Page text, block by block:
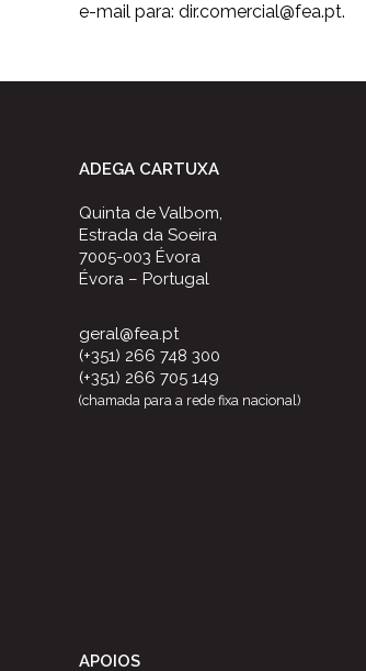
e-mail para: dir.comercial@fea.pt.
ADEGA CARTUXA
Quinta de Valbom,
Estrada da Soeira
7005-003 Évora
Évora – Portugal
geral@fea.pt
(+351) 266 748 300
(+351) 266 705 149
(chamada para a rede fixa nacional)
APOIOS